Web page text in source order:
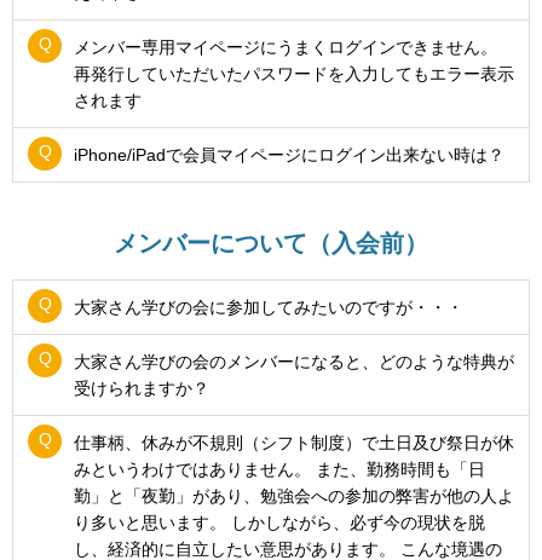
メンバー専用マイページにうまくログインできません。
再発行していただいたパスワードを入力してもエラー表示
されます
iPhone/iPadで会員マイページにログイン出来ない時は？
メンバーについて（入会前）
大家さん学びの会に参加してみたいのですが・・・
大家さん学びの会のメンバーになると、どのような特典が
受けられますか？
仕事柄、休みが不規則（シフト制度）で土日及び祭日が休
みというわけではありません。 また、勤務時間も「日
勤」と「夜勤」があり、勉強会への参加の弊害が他の人よ
り多いと思います。 しかしながら、必ず今の現状を脱
し、経済的に自立したい意思があります。 こんな境遇の